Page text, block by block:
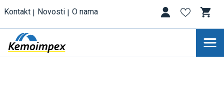
Kontakt Novosti O nama